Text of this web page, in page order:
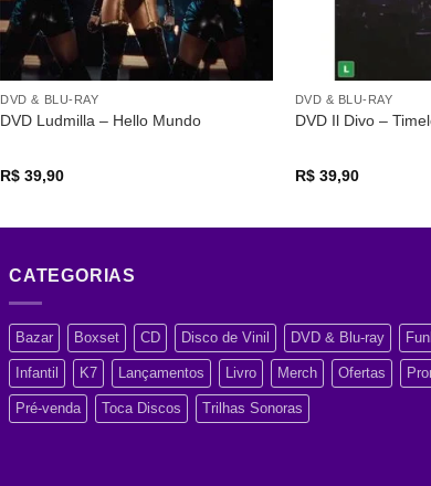
DVD & BLU-RAY
DVD Ludmilla – Hello Mundo
R$ 39,90
DVD & BLU-RAY
DVD Il Divo –
R$39,90
CATEGORIAS
Bazar Boxset CD Disco de Vinil DVD & Blu-ray
Infantil K7 Lançamentos Livro Merch Ofertas
Pré-venda Toca Discos Trilhas Sonoras